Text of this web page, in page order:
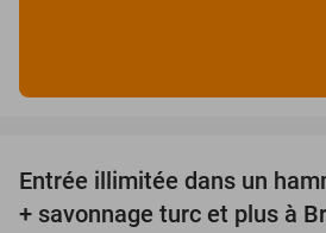
Entrée illimitée dans un
+ savonnage turc et plus à